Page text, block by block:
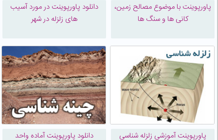
پاورپوینت با موضوع مصالح زمین،
کانی ها و سنگ ها
دانلود پاورپوینت در مورد آسیب
های زلزله در شهر
پاورپوینت آموزشی زلزله شناسی
دانلود پاورپوینت آماده واحد